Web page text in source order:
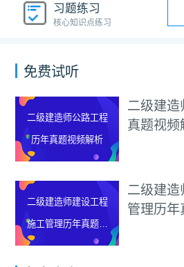
习题练习
核心知识点练习
免费试听
二级建造师公路工程
历年真题视频解析
二级建造
真题视频
二级建造师建设工程
施工管理历年真题视
频解析
二级建造
管理历年